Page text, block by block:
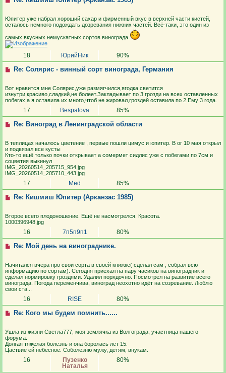
Юпитер уже набрал хороший сахар и фирменный вкус в верхней части кистей,
осталось немного подождать дозревания нижних частей. Всё-таки, это один из
самых вкусных немускатных сортов винограда
18 ЮрийНик 90%
Re: Солярис - винный сорт винограда, Германия
Вот нравится мне Солярис,уже размягчился,ягодка светится
изнутри,красиво,сладкий,не болеет.Закладывает по 3 грозди на всех оставленных
побегах,а я оставила их много,чтоб не жировал,гроздей оставила по 2.Ему 3 года.
17 Bespalova 85%
Re: Виноград в Ленинградской области
В теплицах началось цветение , первые пошли цимус и юпитер. В ог 10 мая открыл
и подвязал все кусты
Кто-то ещё только почки открывает а сомермет сидлис уже с побегами по 7см и
соцветия выкинул
IMG_20260514_205715_954.jpg
IMG_20260514_205710_443.jpg
17 Med 85%
Re: Кишмиш Юпитер (Арканзас 1985)
Второе всего плодоношение. Ещё не насмотрелся. Красота.
1000396948.jpg
16 7п5п9п1 80%
Re: Мой день на винограднике.
Начитался вчера про свои сорта в своей книжке( сделал сам , собрал всю
информацию по сортам). Сегодня приехал на пару часиков на виноградник и
сделал нормировку гроздями. Удалил порядочно. Посмотрел на развитие всего
винограда. Погода переменчива, виноград неохотно идёт на созревание. Люблю
свои ста...
16 RISE 80%
Re: Кого мы будем помнить......
Ушла из жизни Светла777, моя землячка из Волгограда, участница нашего
форума.
Долгая тяжелая болезнь и она боролась лет 15.
Цаствие ей небесное. Соболезню мужу, детям, внукам.
16
Пузенко
Наталья
80%